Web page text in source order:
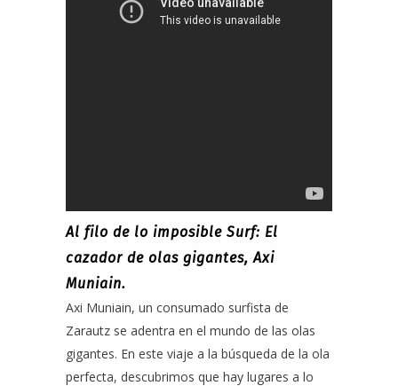
Al filo de lo imposible Surf: El
cazador de olas gigantes, Axi
Muniain.
Axi Muniain, un consumado surfista de
Zarautz se adentra en el mundo de las olas
gigantes. En este viaje a la búsqueda de la ola
perfecta, descubrimos que hay lugares a lo